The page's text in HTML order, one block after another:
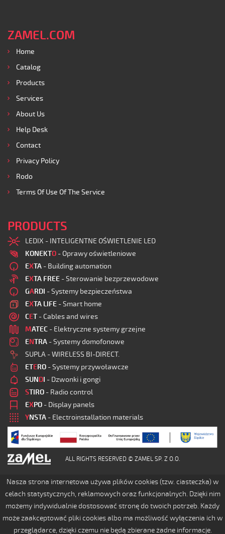
ZAMEL.COM
Home
Catalog
Products
Services
About Us
Help Desk
Contact
Privacy Policy
Rodo
Terms Of Use Of The Service
PRODUCTS
LEDIX - INTELIGENTNE OŚWIETLENIE LED
KONEKTO - Oprawy oświetleniowe
EXTA - Building automation
EXTA FREE - Sterowanie bezprzewodowe
GARDI - Systemy bezpieczeństwa
EXTA LIFE - Smart home
CET - Cables and wires
MATEC - Elektryczne systemy grzejne
ENTRA - Systemy domofonowe
SUPLA - WIRELESS BI-DIRECT.
ETERO - Systemy przywoławcze
SUNDI - Dzwonki i gongi
STIRO - Radio control
EXPO - Display panels
YNSTA - Electroinstallation materials
ALL RIGHTS RESERVED © ZAMEL SP. Z O.O.
Nasza strona internetowa używa plików cookies (tzw. ciasteczka) w
celach statystycznych, reklamowych oraz funkcjonalnych. Dzięki nim
możemy indywidualnie dostosować stronę do twoich potrzeb. Każdy
może zaakceptować pliki cookies albo ma możliwość wyłączenia ich w
przeglądarce, dzięki czemu nie będą zbierane żadne informacje.